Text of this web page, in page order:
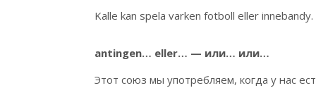
Kalle kan spela varken fotboll eller
antingen… eller… — или… или…
Этот союз мы употребляем, когда у нас